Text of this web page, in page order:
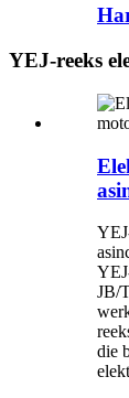
YEJ-reeks
JB/
die